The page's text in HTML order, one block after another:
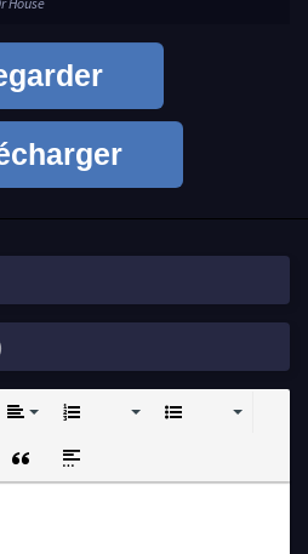
text
Insert QuoteInsert spoiler